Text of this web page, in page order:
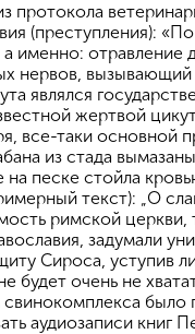
протокола
(преступления):
именно: отравление
нервов,
являлся
жертвой
все-таки основной
из стада
на песке стойла
текст): „О
римской
задумали
Сироса, уступив
будет очень не
свинокомплекса
аудиозаписи